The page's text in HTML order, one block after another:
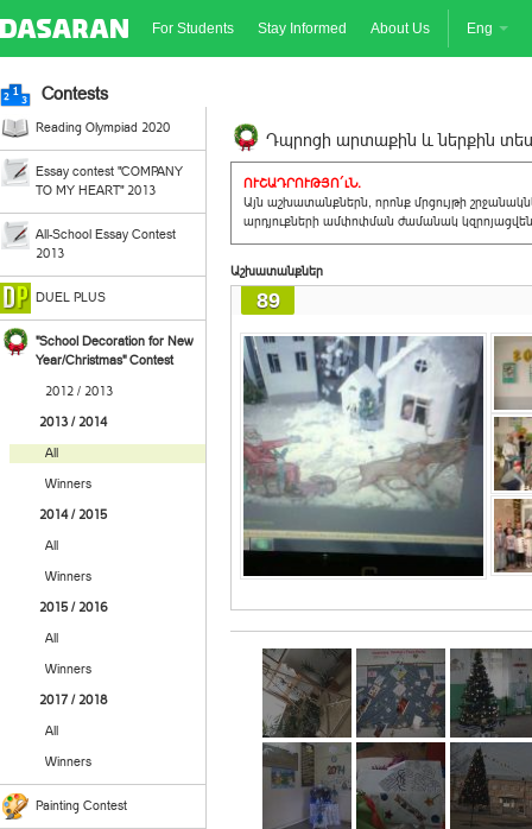
For Students Stay Informed About Us Eng
Contests
Reading Olympiad 2020
Essay contest "COMPANY
TO MY HEART" 2013
All-School Essay Contest
2013
DUEL PLUS
"School Decoration for New
Year/Christmas" Contest
2012 / 2013
2013 / 2014
All
Winners
2014 / 2015
All
Winners
2015 / 2016
All
Winners
2017 / 2018
All
Winners
Painting Contest
Դպրոցի արտաքին և ներքին
ՈՒՇԱԴՐՈՒԹՅՈ´ւՆ.
Այն աշխատանքներն, որոնք մրցույթի
արդյուքների ամփոփման ժամանակ
Աշխատանքներ
89